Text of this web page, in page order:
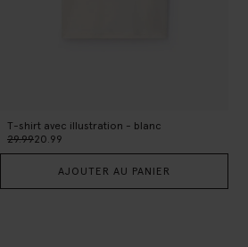
T-shirt avec illustration - blanc
29.9920.99
AJOUTER AU PANIER